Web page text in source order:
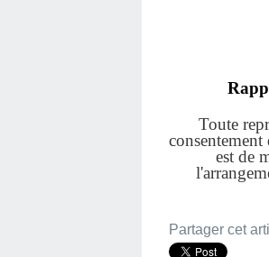
Toute
est de
Partager cet